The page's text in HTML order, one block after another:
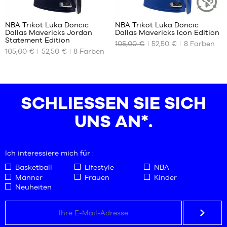
UNSERE
GRÖSSEN
56
NBA Trikot Luka Doncic
Dallas Mavericks Jordan
Statement Edition
105,00 €
52,50 € 8 Farben
ARTIKEL
UNSERE
VERFÜGBAREN
56
NBA Trikot Luka Doncic
Dallas Mavericks Icon Edition
105,00 €
52,50 € 8Farben
SCHLIESSEN SIE SICH U
NS AN*.
Ich interessiere mich für :
Basketball
Lifestyle
NBA
Männer
Frauen
Kinder
Neuheiten